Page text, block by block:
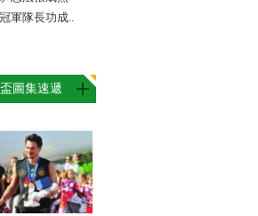
軍隊長功成..
圖集速遞